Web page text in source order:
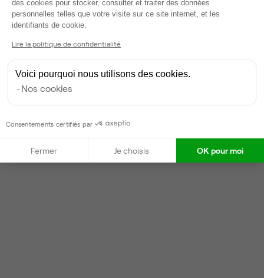
Partenaire depuis 2022
Répond dans la journée
Taux de réponse : 20%
des cookies pour stocker, consulter et traiter des données
personnelles telles que votre visite sur ce site internet, et les
identifiants de cookie.
Lire la politique de confidentialité
Voici pourquoi nous utilisons des cookies.
Nos cookies
Consentements certifiés par
Fermer Je choisis OK pour moi